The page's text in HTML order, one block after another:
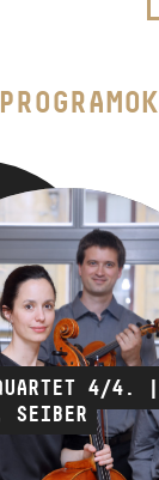
4/4. |
SEIBER